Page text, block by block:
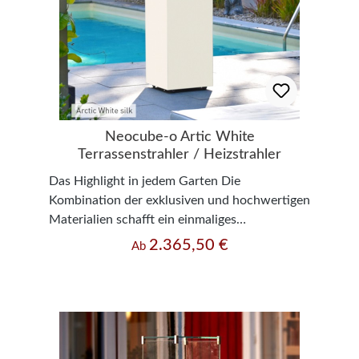
Neocube-o Artic White
Terrassenstrahler / Heizstrahler
Das Highlight in jedem Garten Die
Kombination der exklusiven und hochwertigen
Materialien schafft ein einmaliges
Erscheinungsbild in jedem Ambiente – der
aufwendig gebürsteten Edelstahlbauteilen.
Garantierte Langlebigkeit Bei der Wahl aller
Materialien steht neben dem perfekten Design
Regulärer Preis:
Ab 2.365,50 €